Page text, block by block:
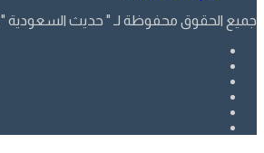
جميع الحقوق محفوظة لـ " حديث السعودية " 2025 ©